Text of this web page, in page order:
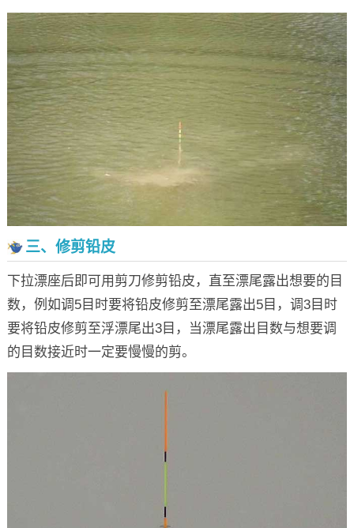
三、修剪铅皮
下拉漂座后即可用剪刀修剪铅皮，直至漂尾露出想要的目
数，例如调5目时要将铅皮修剪至漂尾露出5目，调3目时
要将铅皮修剪至浮漂尾出3目，当漂尾露出目数与想要调
的目数接近时一定要慢慢的剪。